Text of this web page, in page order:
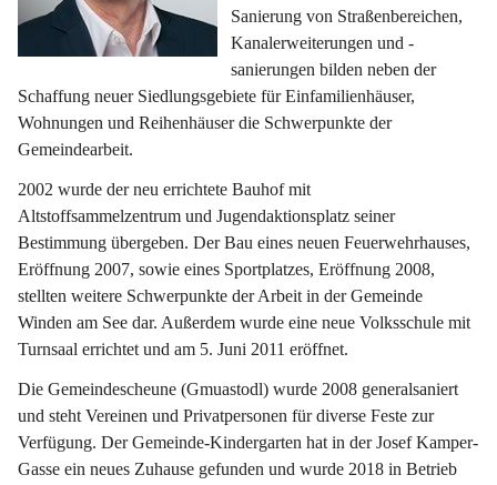
Sanierung von Straßenbereichen,
Kanalerweiterungen und -
sanierungen bilden neben der
Schaffung neuer Siedlungsgebiete für Einfamilienhäuser,
Wohnungen und Reihenhäuser die Schwerpunkte der
Gemeindearbeit.
2002 wurde der neu errichtete Bauhof mit
Altstoffsammelzentrum und Jugendaktionsplatz seiner
Bestimmung übergeben. Der Bau eines neuen Feuerwehrhauses,
Eröffnung 2007, sowie eines Sportplatzes, Eröffnung 2008,
stellten weitere Schwerpunkte der Arbeit in der Gemeinde
Winden am See dar. Außerdem wurde eine neue Volksschule mit
Turnsaal errichtet und am 5. Juni 2011 eröffnet.
Die Gemeindescheune (Gmuastodl) wurde 2008 generalsaniert
und steht Vereinen und Privatpersonen für diverse Feste zur
Verfügung. Der Gemeinde-Kindergarten hat in der Josef Kamper-
Gasse ein neues Zuhause gefunden und wurde 2018 in Betrieb